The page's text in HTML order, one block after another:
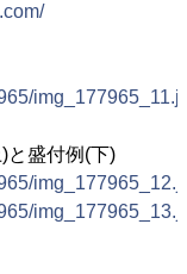
と盛付例(下)